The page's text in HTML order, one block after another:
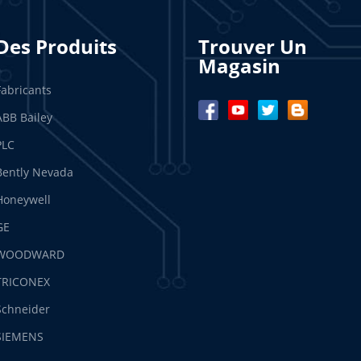
Produits
Bailey
Nevada
Trouver Un
Magasin